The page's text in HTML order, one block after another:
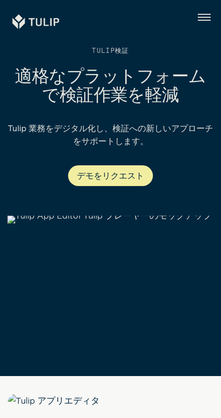
Tulip
メ
TULIP検証
適格なプラットフォーム
で検証作業を軽減
Tulip 業務をデジタル化し、検証への新しいアプローチ
をサポートします。
デモをリクエスト